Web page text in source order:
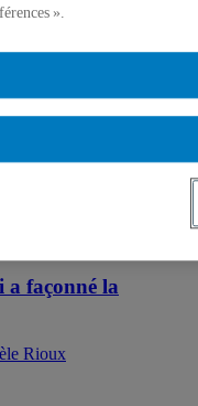
problèmes éthiques ?
(CEIM)
façonné la
Rioux
».